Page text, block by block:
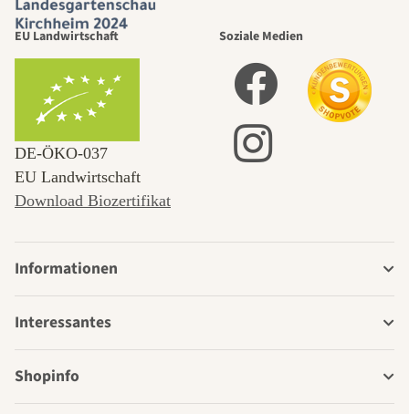
EU Landwirtschaft
DE‑ÖKO‑037
EU Landwirtschaft
Download Biozertifikat
Soziale Medien
Informationen
Interessantes
Shopinfo